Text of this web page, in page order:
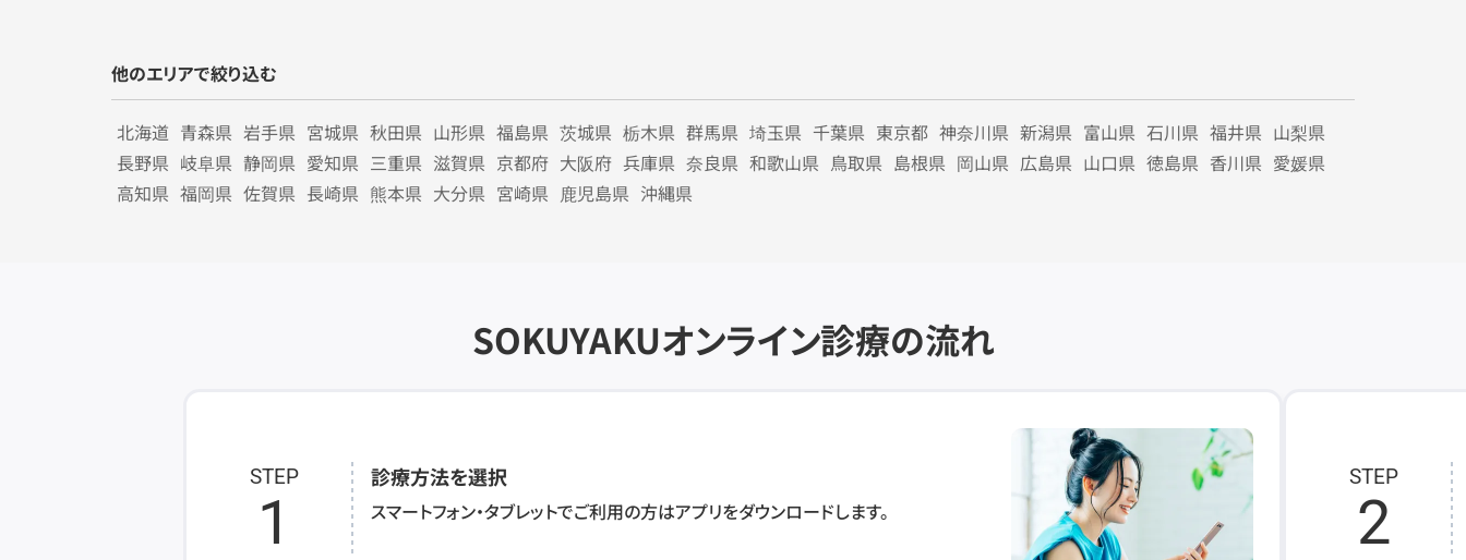
他のエリアで絞り込む
北海道 青森県 岩手県 宮城県 秋田県 山形県 福島県 茨城県 栃木県 群馬県 埼玉県 千葉県 東京都 神奈川県 新潟県 富山県 石川県 福井県 山梨県
長野県 岐阜県 静岡県 愛知県 三重県 滋賀県 京都府 大阪府 兵庫県 奈良県 和歌山県 鳥取県 島根県 岡山県 広島県 山口県 徳島県 香川県 愛媛県
高知県 福岡県 佐賀県 長崎県 熊本県 大分県 宮崎県 鹿児島県 沖縄県
SOKUYAKUオンライン診療の流れ
STEP
1
診療方法を選択
スマートフォン・タブレットでご利用の方はアプリをダウンロードします。
STEP
2